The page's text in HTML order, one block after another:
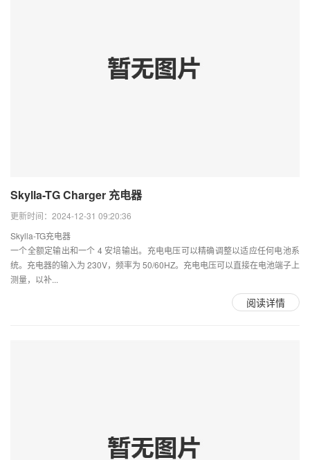
Skylla-TG Charger 充电器
更新时间：2024-12-31 09:20:36
Skylla-TG充电器
一个全额定输出和一个 4 安培输出。充电电压可以精确调整以适应任何电池系
统。充电器的输入为 230V，频率为 50/60HZ。充电电压可以直接在电池端子上
测量，以补...
阅读详情